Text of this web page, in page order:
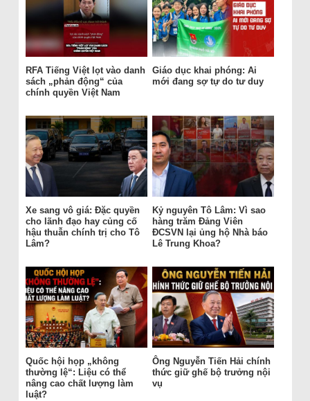
RFA Tiếng Việt lọt vào danh
sách „phản động“ của
chính quyền Việt Nam
Giáo dục khai phóng: Ai
mới đang sợ tự do tư duy
Xe sang vô giá: Đặc quyền
cho lãnh đạo hay củng cố
hậu thuẫn chính trị cho Tô
Lâm?
Kỷ nguyên Tô Lâm: Vì sao
hàng trăm Đảng Viên
ĐCSVN lại ủng hộ Nhà báo
Lê Trung Khoa?
Quốc hội họp „không
thường lệ“: Liệu có thể
nâng cao chất lượng làm
luật?
Ông Nguyễn Tiến Hải chính
thức giữ ghế bộ trưởng nội
vụ